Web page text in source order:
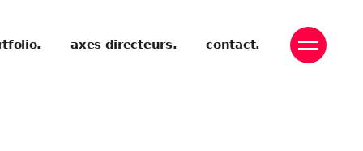
axes directeurs. contact.